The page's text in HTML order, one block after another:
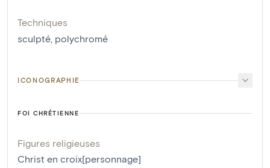
Techniques
sculpté, polychromé
ICONOGRAPHIE
FOI CHRÉTIENNE
Figures religieuses
Christ en croix[personnage]